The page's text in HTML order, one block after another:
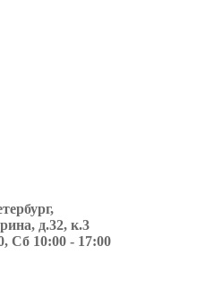
д.32, к.3
Сб 10:00 - 17:00